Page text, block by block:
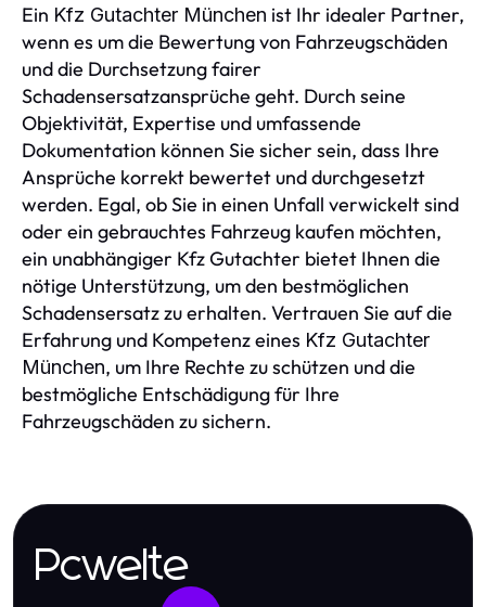
Ein Kfz Gutachter München ist Ihr idealer Partner,
wenn es um die Bewertung von Fahrzeugschäden
und die Durchsetzung fairer
Schadensersatzansprüche geht. Durch seine
Objektivität, Expertise und umfassende
Dokumentation können Sie sicher sein, dass Ihre
Ansprüche korrekt bewertet und durchgesetzt
werden. Egal, ob Sie in einen Unfall verwickelt sind
oder ein gebrauchtes Fahrzeug kaufen möchten,
ein unabhängiger Kfz Gutachter bietet Ihnen die
nötige Unterstützung, um den bestmöglichen
Schadensersatz zu erhalten. Vertrauen Sie auf die
Erfahrung und Kompetenz eines Kfz Gutachter
München, um Ihre Rechte zu schützen und die
bestmögliche Entschädigung für Ihre
Fahrzeugschäden zu sichern.
Pcwelte